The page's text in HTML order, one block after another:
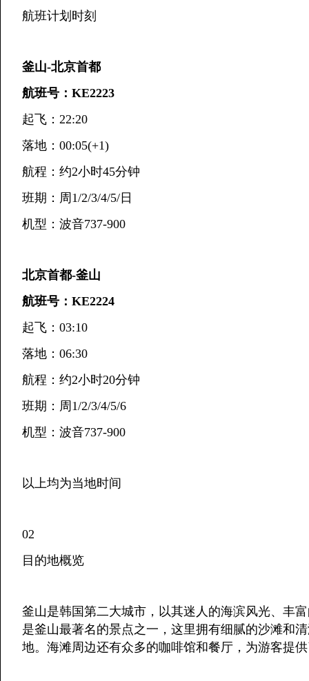
航班计划时刻
釜山-北京首都
航班号：KE2223
起飞：22:20
落地：00:05(+1)
航程：约2小时45分钟
班期：周1/2/3/4/5/日
机型：波音737-900
北京首都-釜山
航班号：KE2224
起飞：03:10
落地：06:30
航程：约2小时20分钟
班期：周1/2/3/4/5/6
机型：波音737-900
以上均为当地时间
02
目的地概览
釜山是韩国第二大城市，以其迷人的海滨风光、丰
是釜山最著名的景点之一，这里拥有细腻的沙滩和
地。海滩周边还有众多的咖啡馆和餐厅，为游客提